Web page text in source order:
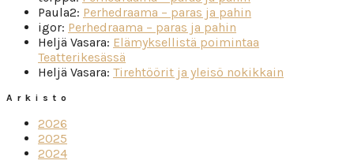
Paula2: Perhedraama – paras ja pahin
igor: Perhedraama – paras ja pahin
Heljä Vasara: Elämyksellistä poimintaa
Teatterikesässä
Heljä Vasara: Tirehtöörit ja yleisö nokikkain
Arkisto
2026
2025
2024